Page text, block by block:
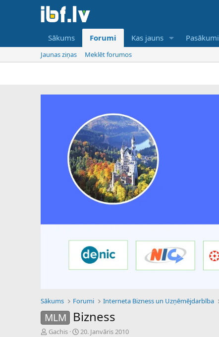
Sākums Forumi Kas jauns Pasākumi
Jaunas ziņas Meklēt forumos
Sākums Forumi Interneta Bizness un Uzņēmējdarbība
MLM Bizness
P
Gachis
S
20. Janvāris 2010